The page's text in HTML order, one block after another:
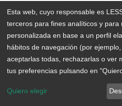
AÑADIR AL
Temporalmente sin existencias
Add to
Cada minuto se tiran a la basura
mundo. Este pack de dos cápsulas
Esta web, cuyo responsable es
terceros para fines analíticos y para
personalizada en base a un perfil
hábitos de navegación (por
aceptarlas todas, rechazarlas o ver
tus preferencias pulsando en
Quiero elegir